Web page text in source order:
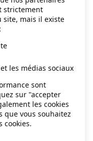
strictement
site, mais il existe
les médias sociaux
sont
sur "accepter
les cookies
que vous souhaitez
cookies.